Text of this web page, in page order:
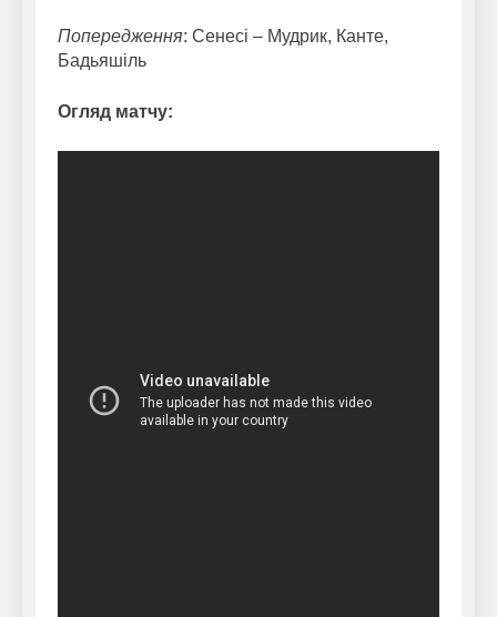
Попередження: Сенесі – Мудрик, Канте,
Бадьяшіль
Огляд матчу: